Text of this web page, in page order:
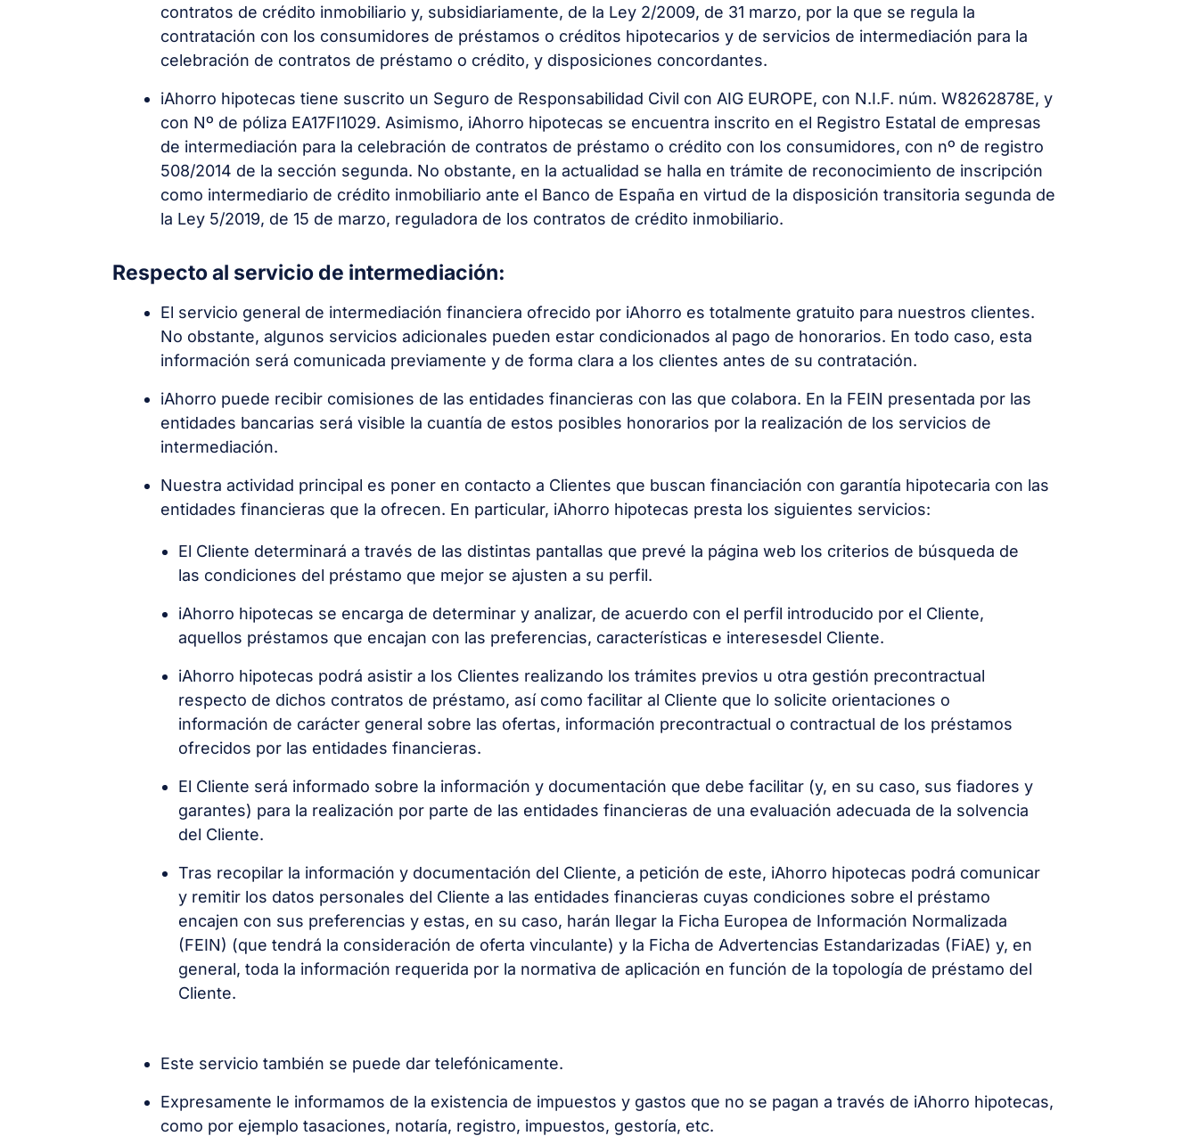
contratos de crédito inmobiliario y, subsidiariamente, de la Ley 2/2009, de 31 marzo, por la que se regula la
contratación con los consumidores de préstamos o créditos hipotecarios y de servicios de intermediación para la
celebración de contratos de préstamo o crédito, y disposiciones concordantes.
iAhorro hipotecas tiene suscrito un Seguro de Responsabilidad Civil con AIG EUROPE, con N.I.F. núm. W8262878E, y
con Nº de póliza EA17FI1029. Asimismo, iAhorro hipotecas se encuentra inscrito en el Registro Estatal de empresas
de intermediación para la celebración de contratos de préstamo o crédito con los consumidores, con nº de registro
508/2014 de la sección segunda. No obstante, en la actualidad se halla en trámite de reconocimiento de inscripción
como intermediario de crédito inmobiliario ante el Banco de España en virtud de la disposición transitoria segunda de
la Ley 5/2019, de 15 de marzo, reguladora de los contratos de crédito inmobiliario.
Respecto al servicio de intermediación:
El servicio general de intermediación financiera ofrecido por iAhorro es totalmente gratuito para nuestros clientes.
No obstante, algunos servicios adicionales pueden estar condicionados al pago de honorarios. En todo caso, esta
información será comunicada previamente y de forma clara a los clientes antes de su contratación.
iAhorro puede recibir comisiones de las entidades financieras con las que colabora. En la FEIN presentada por las
entidades bancarias será visible la cuantía de estos posibles honorarios por la realización de los servicios de
intermediación.
Nuestra actividad principal es poner en contacto a Clientes que buscan financiación con garantía hipotecaria con las
entidades financieras que la ofrecen. En particular, iAhorro hipotecas presta los siguientes servicios:
El Cliente determinará a través de las distintas pantallas que prevé la página web los criterios de búsqueda de
las condiciones del préstamo que mejor se ajusten a su perfil.
iAhorro hipotecas se encarga de determinar y analizar, de acuerdo con el perfil introducido por el Cliente,
aquellos préstamos que encajan con las preferencias, características e interesesdel Cliente.
iAhorro hipotecas podrá asistir a los Clientes realizando los trámites previos u otra gestión precontractual
respecto de dichos contratos de préstamo, así como facilitar al Cliente que lo solicite orientaciones o
información de carácter general sobre las ofertas, información precontractual o contractual de los préstamos
ofrecidos por las entidades financieras.
El Cliente será informado sobre la información y documentación que debe facilitar (y, en su caso, sus fiadores y
garantes) para la realización por parte de las entidades financieras de una evaluación adecuada de la solvencia
del Cliente.
Tras recopilar la información y documentación del Cliente, a petición de este, iAhorro hipotecas podrá comunicar
y remitir los datos personales del Cliente a las entidades financieras cuyas condiciones sobre el préstamo
encajen con sus preferencias y estas, en su caso, harán llegar la Ficha Europea de Información Normalizada
(FEIN) (que tendrá la consideración de oferta vinculante) y la Ficha de Advertencias Estandarizadas (FiAE) y, en
general, toda la información requerida por la normativa de aplicación en función de la topología de préstamo del
Cliente.
Este servicio también se puede dar telefónicamente.
Expresamente le informamos de la existencia de impuestos y gastos que no se pagan a través de iAhorro hipotecas,
como por ejemplo tasaciones, notaría, registro, impuestos, gestoría, etc.